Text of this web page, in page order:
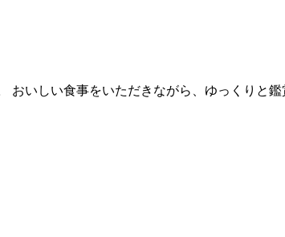
おいしい食事をいただきながら、ゆっくりと鑑